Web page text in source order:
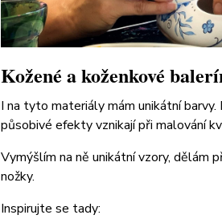
Kožené a koženkové
I na tyto materiály mám unikátní
působivé efekty vznikají při malování
Vymýšlím na ně unikátní vzory, dělám
nožky.
Inspirujte se tady: